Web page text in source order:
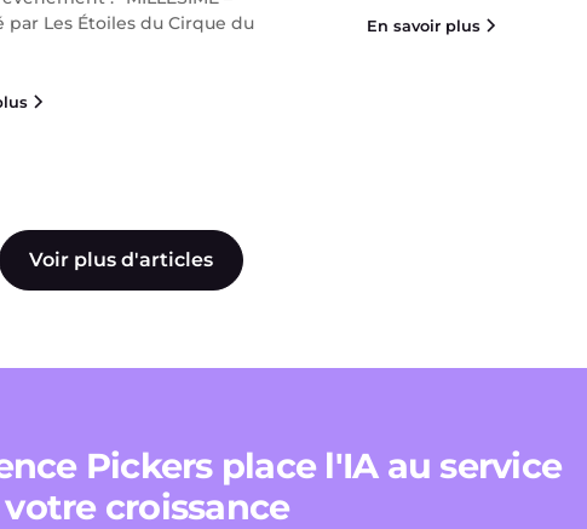
Les Étoiles du Cirque du
En savoir plus
Voir plus d'articles
Pickers place l'IA au service
croissance